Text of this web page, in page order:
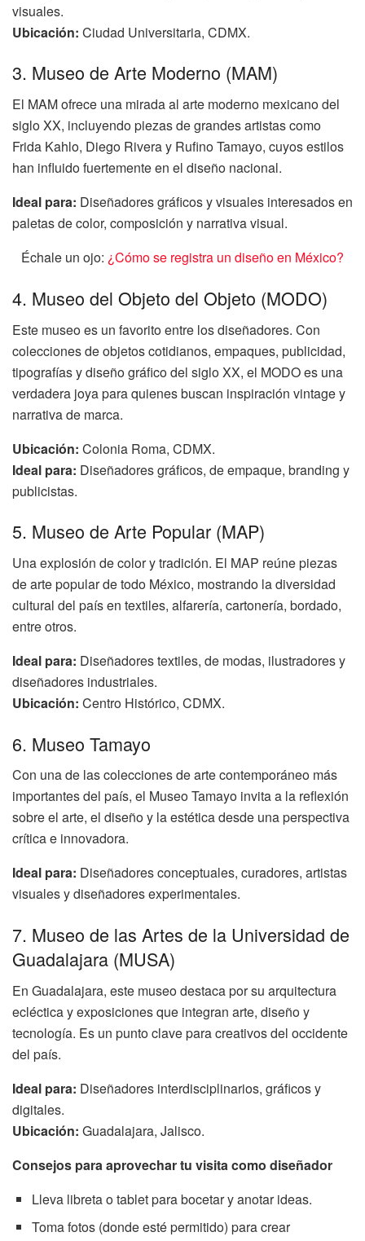
visuales.
Ubicación: Ciudad Universitaria, CDMX.
3. Museo de Arte Moderno (MAM)
El MAM ofrece una mirada al arte moderno mexicano del
siglo XX, incluyendo piezas de grandes artistas como
Frida Kahlo, Diego Rivera y Rufino Tamayo, cuyos estilos
han influido fuertemente en el diseño nacional.
Ideal para: Diseñadores gráficos y visuales interesados en
paletas de color, composición y narrativa visual.
Échale un ojo: ¿Cómo se registra un diseño en México?
4. Museo del Objeto del Objeto (MODO)
Este museo es un favorito entre los diseñadores. Con
colecciones de objetos cotidianos, empaques, publicidad,
tipografías y diseño gráfico del siglo XX, el MODO es una
verdadera joya para quienes buscan inspiración vintage y
narrativa de marca.
Ubicación: Colonia Roma, CDMX.
Ideal para: Diseñadores gráficos, de empaque, branding y
publicistas.
5. Museo de Arte Popular (MAP)
Una explosión de color y tradición. El MAP reúne piezas
de arte popular de todo México, mostrando la diversidad
cultural del país en textiles, alfarería, cartonería, bordado,
entre otros.
Ideal para: Diseñadores textiles, de modas, ilustradores y
diseñadores industriales.
Ubicación: Centro Histórico, CDMX.
6. Museo Tamayo
Con una de las colecciones de arte contemporáneo más
importantes del país, el Museo Tamayo invita a la reflexión
sobre el arte, el diseño y la estética desde una perspectiva
crítica e innovadora.
Ideal para: Diseñadores conceptuales, curadores, artistas
visuales y diseñadores experimentales.
7. Museo de las Artes de la Universidad de
Guadalajara (MUSA)
En Guadalajara, este museo destaca por su arquitectura
ecléctica y exposiciones que integran arte, diseño y
tecnología. Es un punto clave para creativos del occidente
del país.
Ideal para: Diseñadores interdisciplinarios, gráficos y
digitales.
Ubicación: Guadalajara, Jalisco.
Consejos para aprovechar tu visita como diseñador
Lleva libreta o tablet para bocetar y anotar ideas.
Toma fotos (donde esté permitido) para crear